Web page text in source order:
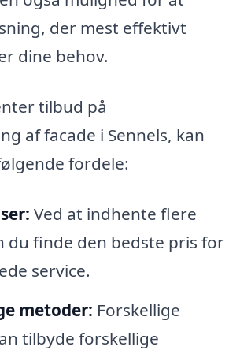
der mest effektivt
dine behov.
tilbud på
af facade i Sennels, kan
fordele:
Ved at indhente flere
du finde den bedste pris for
service.
metoder: Forskellige
tilbyde forskellige